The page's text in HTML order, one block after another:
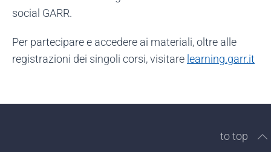
social GARR.
Per partecipare e accedere ai materiali, oltre alle
registrazioni dei singoli corsi, visitare learning.garr.it
to top